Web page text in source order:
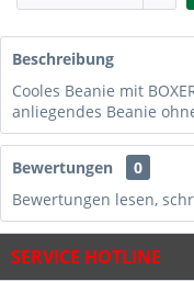
Beschreibung
Cooles Beanie mit
anliegendes Beanie
Bewertungen
0
Bewertungen lesen,
SERVICE HOTLINE